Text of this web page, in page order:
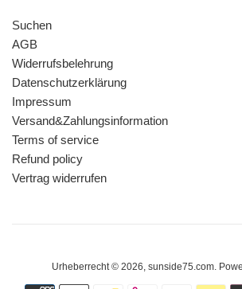
Suchen
AGB
Widerrufsbelehrung
Datenschutzerklärung
Impressum
Versand&Zahlungsinformation
Terms of service
Refund policy
Vertrag widerrufen
Urheberrecht © 2026, sunside75.com.